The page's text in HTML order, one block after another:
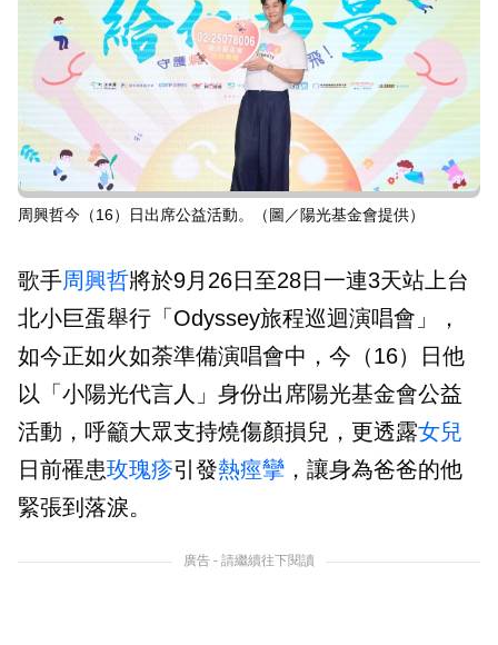
周興哲今（16）日出席公益活動。（圖／陽光基金會提供）
歌手周興哲將於9月26日至28日一連3天站上台
北小巨蛋舉行「Odyssey旅程巡迴演唱會」，
如今正如火如荼準備演唱會中，今（16）日他
以「小陽光代言人」身份出席陽光基金會公益
活動，呼籲大眾支持燒傷顏損兒，更透露女兒
日前罹患玫瑰疹引發熱痙攣 ，讓身為爸爸的他
緊張到落淚。
廣告 - 請繼續往下閱讀